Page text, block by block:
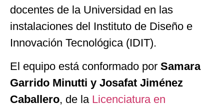
docentes de la Universidad en las
instalaciones del Instituto de Diseño e
Innovación Tecnológica (IDIT).
El equipo está conformado por Samara
Garrido Minutti y Josafat Jiménez
Caballero, de la Licenciatura en